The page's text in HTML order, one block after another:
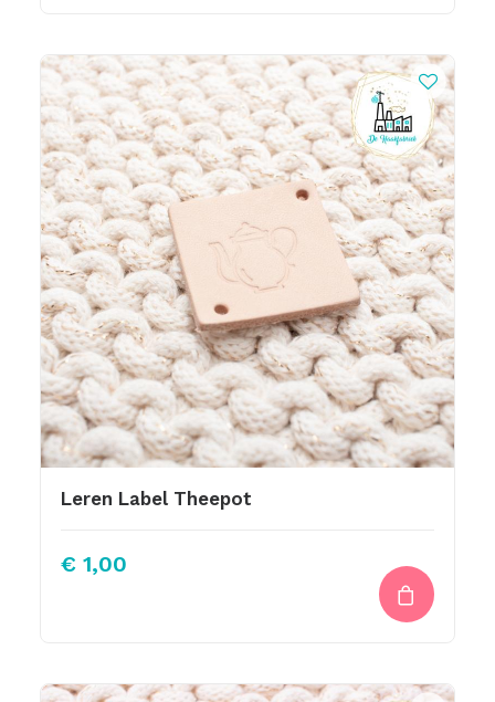
Leren Label Theepot
€ 1,00